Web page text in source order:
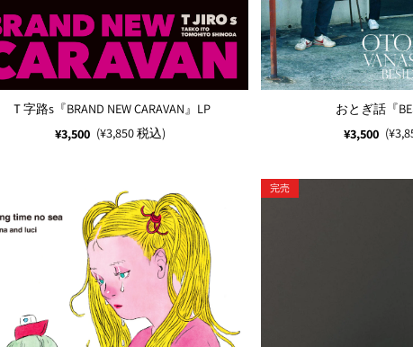
Ｔ字路s『BRAND NEW CARAVAN』LP
¥3,500 (¥3,850 税込)
おとぎ話『
¥3,500
完売